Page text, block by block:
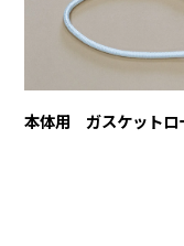
本体用 ガスケットロ